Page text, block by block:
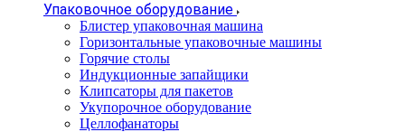
Упаковочное оборудование
Блистер упаковочная машина
Горизонтальные упаковочные машины
Горячие столы
Индукционные запайщики
Клипсаторы для пакетов
Укупорочное оборудование
Целлофанаторы